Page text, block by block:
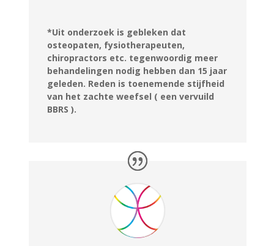
*Uit onderzoek is gebleken dat
osteopaten, fysiotherapeuten,
chiropractors etc. tegenwoordig meer
behandelingen nodig hebben dan 15 jaar
geleden. Reden is toenemende stijfheid
van het zachte weefsel ( een vervuild
BBRS ).